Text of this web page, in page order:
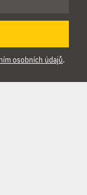
osobních údajů.